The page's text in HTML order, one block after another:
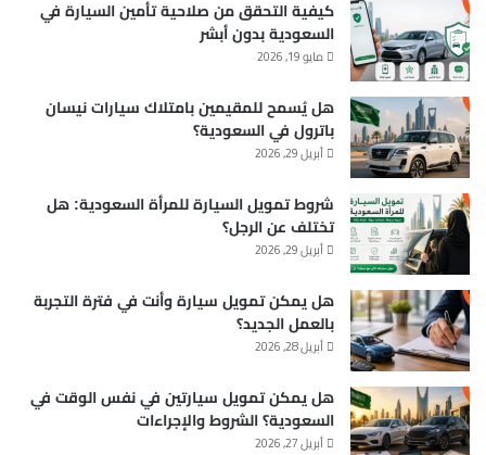
كيفية التحقق من صلاحية تأمين السيارة في
السعودية بدون أبشر
مايو 19, 2026
هل يُسمح للمقيمين بامتلاك سيارات نيسان
باترول في السعودية؟
أبريل 29, 2026
شروط تمويل السيارة للمرأة السعودية: هل
تختلف عن الرجل؟
أبريل 29, 2026
هل يمكن تمويل سيارة وأنت في فترة التجربة
بالعمل الجديد؟
أبريل 28, 2026
هل يمكن تمويل سيارتين في نفس الوقت في
السعودية؟ الشروط والإجراءات
أبريل 27, 2026